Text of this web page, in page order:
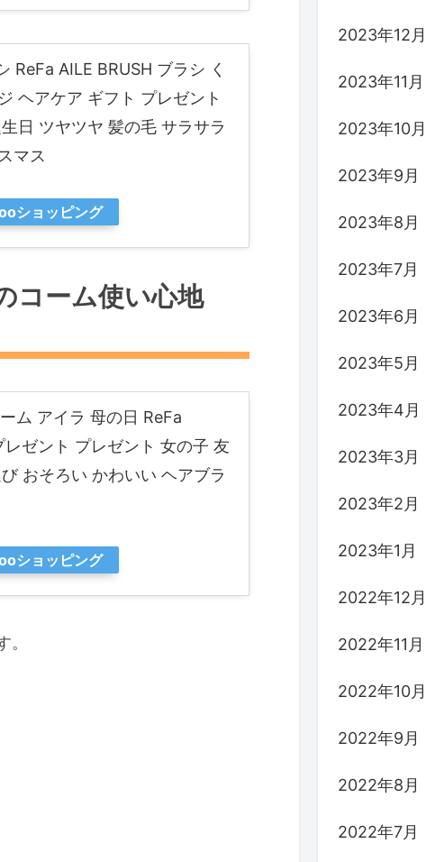
ReFa AILE BRUSH ブラシ く
ヘアケア ギフト プレゼント
日 ツヤツヤ 髪の毛 サラサラ
マス
ショッピング
コーム使い心地
ム アイラ 母の日 ReFa
ゼント プレゼント 女の子 友
おそろい かわいい ヘアブラ
ショッピング
2023年12月
2023年11月
2023年10月
2023年9月
2023年8月
2023年7月
2023年6月
2023年5月
2023年4月
2023年3月
2023年2月
2023年1月
2022年12月
2022年11月
2022年10月
2022年9月
2022年8月
2022年7月